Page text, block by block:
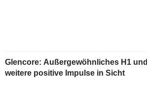
Glencore: Außergewöhnliches H1 und
weitere positive Impulse in Sicht